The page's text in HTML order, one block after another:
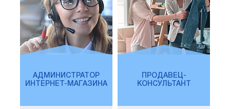
АДМИНИСТРАТОР
ИНТЕРНЕТ-МАГАЗИНА
ПРОДАВЕЦ-
КОНСУЛЬТАНТ